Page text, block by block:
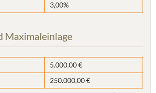
3,00%
Maximaleinlage
5.000,00 €
250.000,00 €